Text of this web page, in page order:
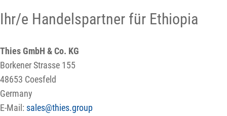
Ihr/e Handelspartner für Ethiopia
Thies GmbH & Co. KG
Borkener Strasse 155
48653 Coesfeld
Germany
E-Mail: sales@thies.group